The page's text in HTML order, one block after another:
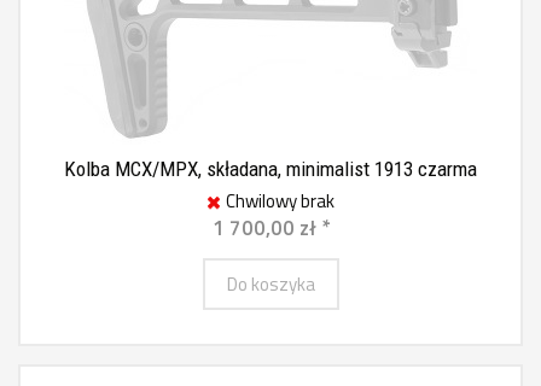
Kolba MCX/MPX, składana, minimalist 1913 czarma
Chwilowy brak
1 700,00 zł *
Do koszyka